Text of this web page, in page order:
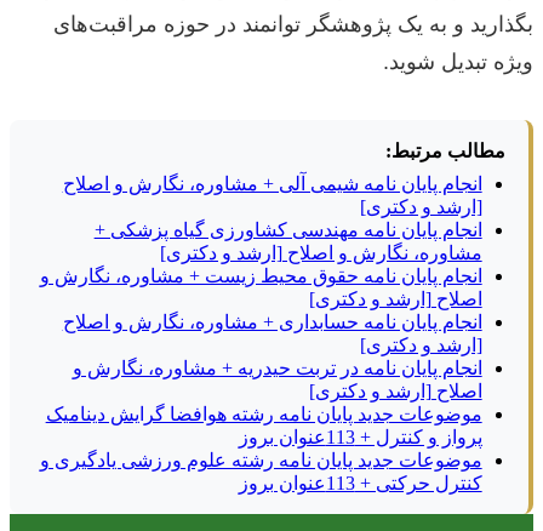
بگذارید و به یک پژوهشگر توانمند در حوزه مراقبت‌های
ویژه تبدیل شوید.
مطالب مرتبط:
انجام پایان نامه شیمی آلی + مشاوره، نگارش و اصلاح
[ارشد و دکتری]
انجام پایان نامه مهندسی کشاورزی گیاه پزشکی +
مشاوره، نگارش و اصلاح [ارشد و دکتری]
انجام پایان نامه حقوق محیط زیست + مشاوره، نگارش و
اصلاح [ارشد و دکتری]
انجام پایان نامه حسابداری + مشاوره، نگارش و اصلاح
[ارشد و دکتری]
انجام پایان نامه در تربت حیدریه + مشاوره، نگارش و
اصلاح [ارشد و دکتری]
موضوعات جدید پایان نامه رشته هوافضا گرایش دینامیک
پرواز و کنترل + 113عنوان بروز
موضوعات جدید پایان نامه رشته علوم ورزشی یادگیری و
کنترل حرکتی + 113عنوان بروز